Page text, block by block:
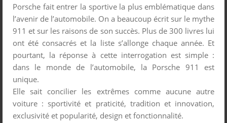
Porsche fait entrer la sportive la plus emblématique dans
l’avenir de l’automobile. On a beaucoup écrit sur le mythe
911 et sur les raisons de son succès. Plus de 300 livres lui
ont été consacrés et la liste s’allonge chaque année. Et
pourtant, la réponse à cette interrogation est simple :
dans le monde de l’automobile, la Porsche 911 est
unique.
Elle sait concilier les extrêmes comme aucune autre
voiture : sportivité et praticité, tradition et innovation,
exclusivité et popularité, design et fonctionnalité.